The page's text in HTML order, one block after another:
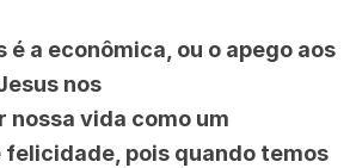
é a econômica, ou o apego aos
nos
nossa vida como um
pois quando temos